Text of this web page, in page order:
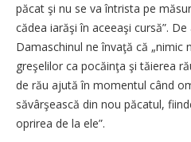
păcat şi nu se va întrista pe
cădea iarăşi în aceeaşi cursă”.
Damaschinul ne învaţă că „nimic
greşelilor ca pocăinţa şi tăierea
de rău ajută în momentul când
săvârşească din nou păcatul,
oprirea de la ele”.